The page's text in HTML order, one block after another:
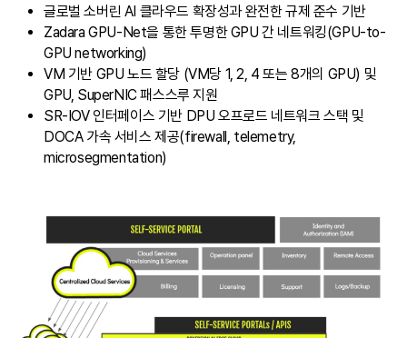
글로벌 소버린 AI 클라우드 확장성과 완전한 규제 준수 기반
Zadara GPU-Net을 통한 투명한 GPU 간 네트워킹(GPU-to-
GPU networking)
VM 기반 GPU 노드 할당 (VM당 1, 2, 4 또는 8개의 GPU) 및
GPU, SuperNIC 패스스루 지원
SR-IOV 인터페이스 기반 DPU 오프로드 네트워크 스택 및
DOCA 가속 서비스 제공(firewall, telemetry,
microsegmentation)